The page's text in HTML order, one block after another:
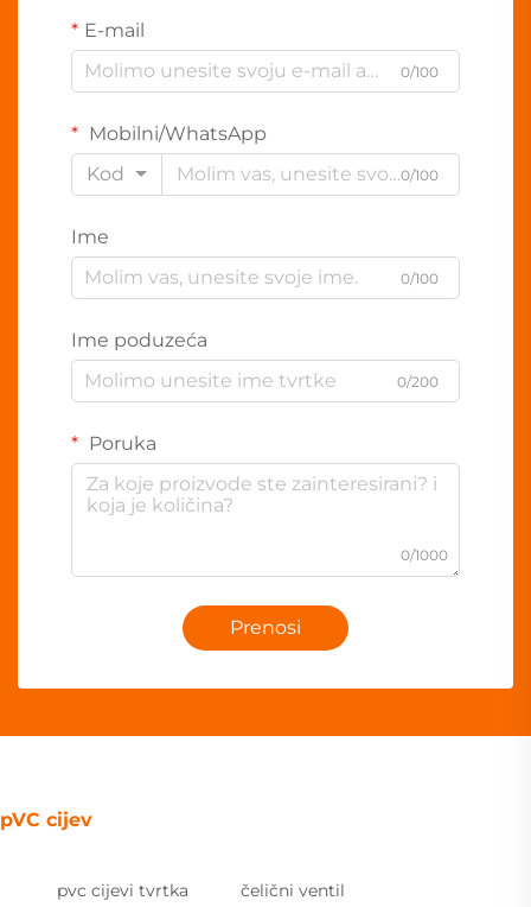
E-mail
0/100
Mobilni/WhatsApp
Kod
0/100
Ime
0/100
Ime poduzeća
0/200
Poruka
0/1000
Prenosi
pVC cijev
pvc cijevi tvrtka čelični ventil